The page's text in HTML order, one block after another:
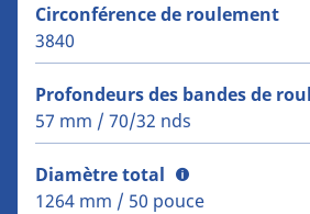
Circonférence de roulement
3840
Profondeurs des bandes de
57 mm / 70/32 nds
Diamètre total
1264 mm / 50 pouce